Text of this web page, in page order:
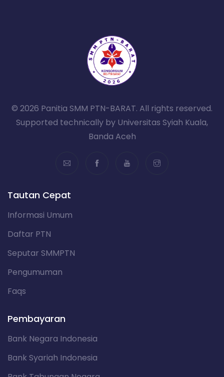
© 2026 Panitia SMM PTN-BARAT. All rights reserved.
Supported technically by Universitas Syiah Kuala,
Banda Aceh
Tautan Cepat
Informasi Umum
Daftar PTN
Seputar SMMPTN
Pengumuman
Faqs
Pembayaran
Bank Negara Indonesia
Bank Syariah Indonesia